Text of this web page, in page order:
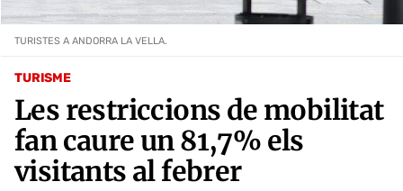
TURISME
Les restriccions de mobilitat
fan caure un 81,7% els
visitants al febrer
TURISTES A ANDORRA LA VELLA.